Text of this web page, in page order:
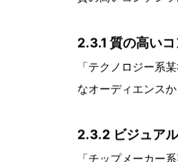
2.2.1 ナビゲー
「セミコンダクタ
ーザーエクスペリ
2.2.2 モバイル
「エレクトロニク